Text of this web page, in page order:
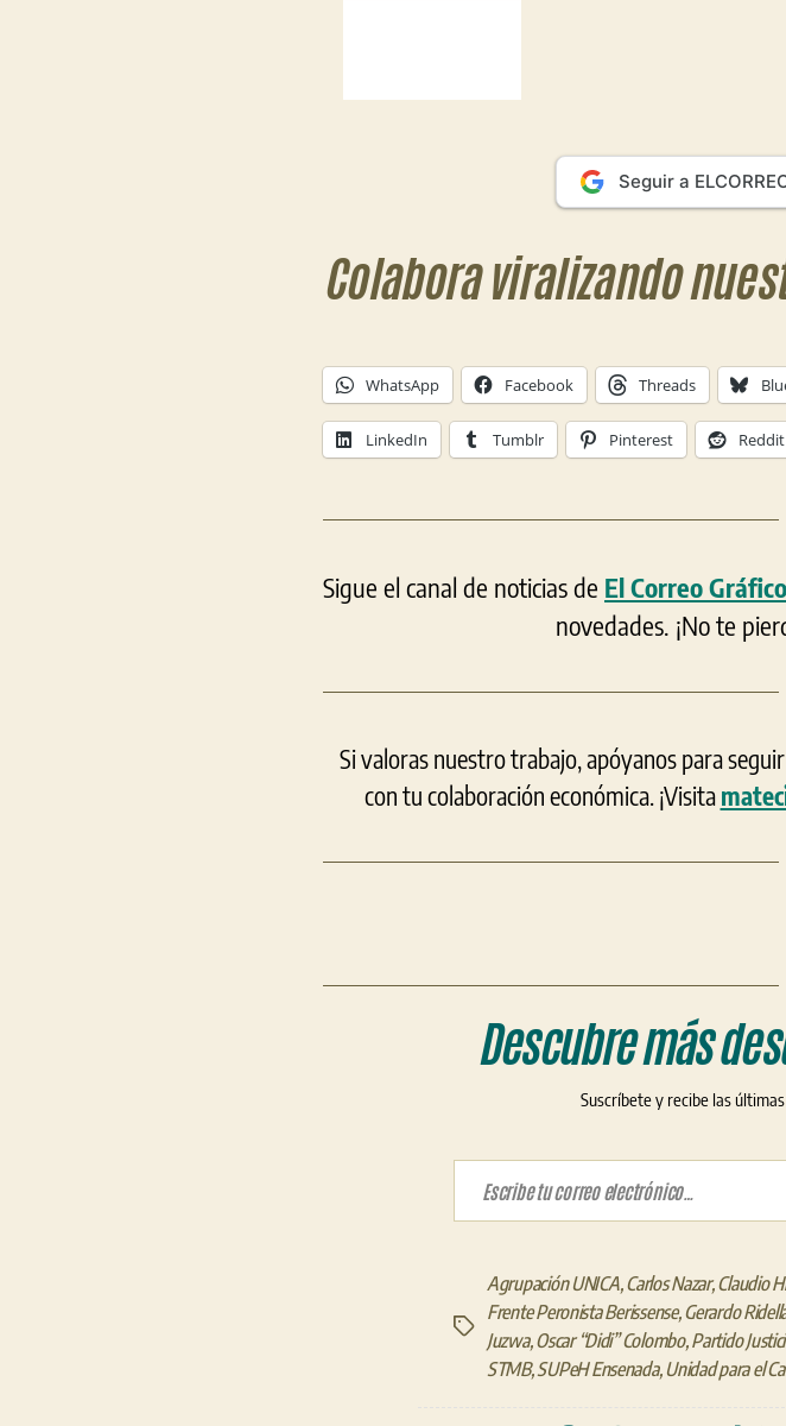
WhatsApp Facebook Threads
El Correo
novedades. ¡No te
Si valoras nuestro trabajo, apóyanos para
con tu colaboración económica. ¡Visita
Descubre más
Suscríbete y recibe las
Escribe tu correo electrónico…
Agrupación UNICA,Carlos Nazar,Claudio
Frente Peronista Berissense,Gerardo